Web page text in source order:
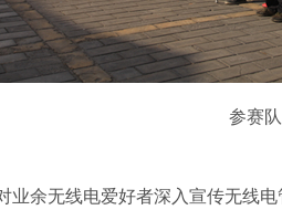
参赛队
余无线电爱好者深入宣传无线